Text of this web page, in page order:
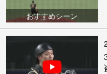
おすすめシーン